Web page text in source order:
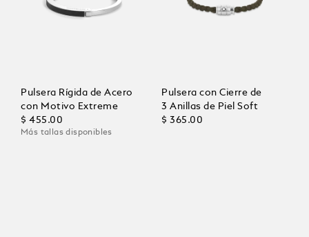
Pulsera Rígida de Acero
con Motivo Extreme
$ 455.00
Más tallas disponibles
Pulsera con Cierre de
3 Anillas de Piel Soft
$ 365.00